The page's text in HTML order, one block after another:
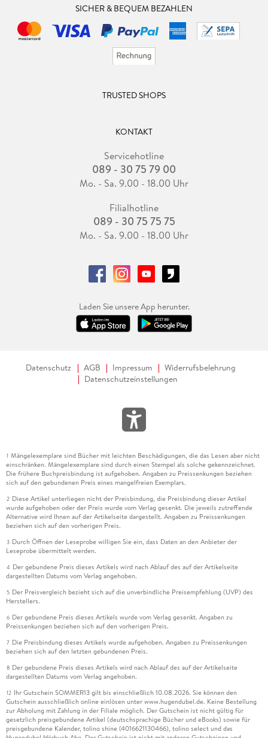
SICHER & BEQUEM BEZAHLEN
TRUSTED SHOPS
KONTAKT
Servicehotline
089 - 30 75 79 00
Mo. - Sa. 9.00 - 18.00 Uhr
Filialhotline
089 - 30 75 75 75
Mo. - Sa. 9.00 - 18.00 Uhr
Laden Sie unsere App herunter.
Datenschutz AGB Impressum
Widerrufsbelehrung
Datenschutzeinstellungen
1 Mängelexemplare sind Bücher mit leichten Beschädigungen, die das Lesen aber nicht
einschränken. Mängelexemplare sind durch einen Stempel als solche gekennzeichnet.
Die frühere Buchpreisbindung ist aufgehoben. Angaben zu Preissenkungen beziehen
sich auf den gebundenen Preis eines mangelfreien Exemplars.
2 Diese Artikel unterliegen nicht der Preisbindung, die Preisbindung dieser Artikel
wurde aufgehoben oder der Preis wurde vom Verlag gesenkt. Die jeweils zutreffende
Alternative wird Ihnen auf der Artikelseite dargestellt. Angaben zu Preissenkungen
beziehen sich auf den vorherigen Preis.
3 Durch Öffnen der Leseprobe willigen Sie ein, dass Daten an den Anbieter der
Leseprobe übermittelt werden.
4 Der gebundene Preis dieses Artikels wird nach Ablauf des auf der Artikelseite
dargestellten Datums vom Verlag angehoben.
5 Der Preisvergleich bezieht sich auf die unverbindliche Preisempfehlung (UVP) des
Herstellers.
6 Der gebundene Preis dieses Artikels wurde vom Verlag gesenkt. Angaben zu
Preissenkungen beziehen sich auf den vorherigen Preis.
7 Die Preisbindung dieses Artikels wurde aufgehoben. Angaben zu Preissenkungen
beziehen sich auf den letzten gebundenen Preis.
8 Der gebundene Preis dieses Artikels wird nach Ablauf des auf der Artikelseite
dargestellten Datums vom Verlag angehoben.
12 Ihr Gutschein SOMMER13 gilt bis einschließlich 10.08.2026. Sie können den
Gutschein ausschließlich online einlösen unter www.hugendubel.de. Keine Bestellung
zur Abholung mit Zahlung in der Filiale möglich. Der Gutschein ist nicht gültig für
gesetzlich preisgebundene Artikel (deutschsprachige Bücher und eBooks) sowie für
preisgebundene Kalender, tolino shine (4016621130466), tolino select und das